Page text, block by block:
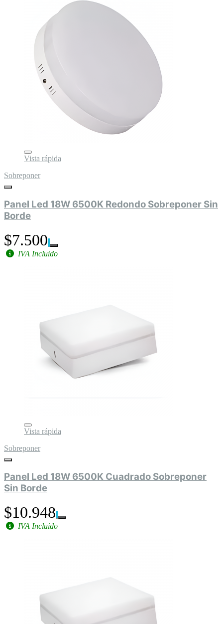
Vista rápida
Sobreponer
Panel Led 18W 6500K Redondo Sobreponer Sin
Borde
$7.500
IVA Incluido
Vista rápida
Sobreponer
Panel Led 18W 6500K Cuadrado Sobreponer
Sin Borde
$10.948
IVA Incluido